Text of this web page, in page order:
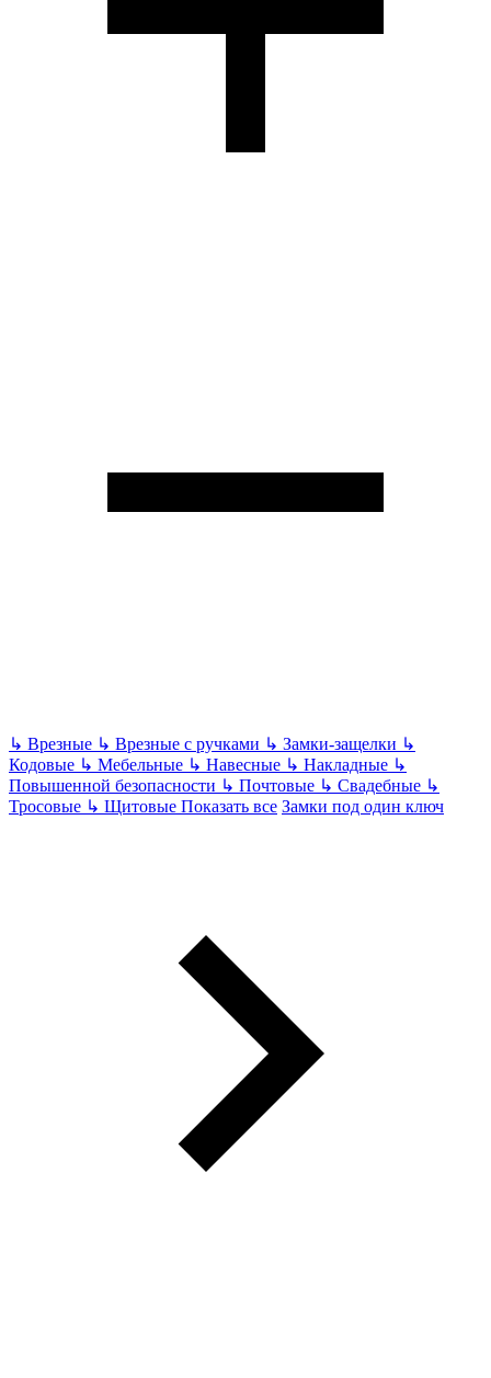
↳ Врезные ↳ Врезные с ручками ↳ Замки-защелки ↳
Кодовые ↳ Мебельные ↳ Навесные ↳ Накладные ↳
Повышенной безопасности ↳ Почтовые ↳ Свадебные ↳
Тросовые ↳ Щитовые Показать все Замки под один ключ